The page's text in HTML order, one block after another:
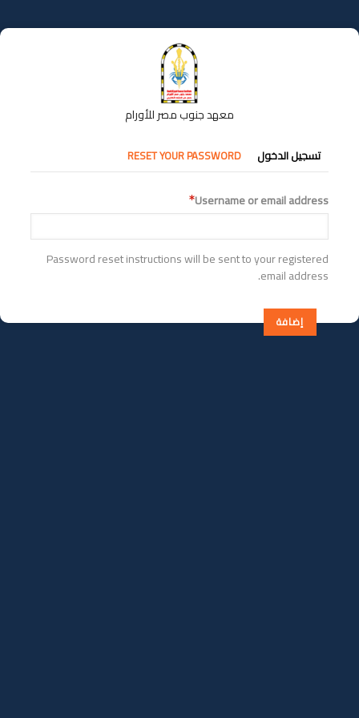
إلى
المحتوى
معهد جنوب مصر للأورام
التبويبات
الأساسية
تسجيل الدخول RESET YOUR PASSWORD
Username or email address
Password reset instructions will be sent to your registered
email address.